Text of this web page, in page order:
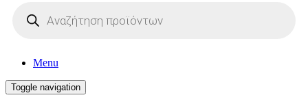
search
Menu
Toggle navigation